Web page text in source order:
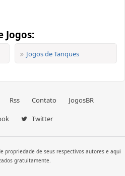
Jogos:
Jogos de Tanques
Rss Contato JogosBR
Twitter
propriedade de seus respectivos autores e aqui
gratuitamente.